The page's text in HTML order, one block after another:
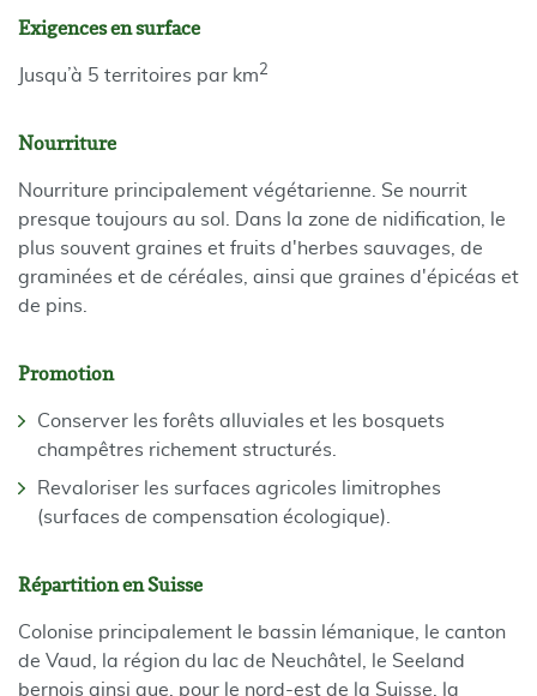
Exigences en surface
Jusqu’à 5 territoires par km2
Nourriture
Nourriture principalement végétarienne. Se nourrit
presque toujours au sol. Dans la zone de nidification, le
plus souvent graines et fruits d'herbes sauvages, de
graminées et de céréales, ainsi que graines d'épicéas et
de pins.
Promotion
Conserver les forêts alluviales et les bosquets
champêtres richement structurés.
Revaloriser les surfaces agricoles limitrophes
(surfaces de compensation écologique).
Répartition en Suisse
Colonise principalement le bassin lémanique, le canton
de Vaud, la région du lac de Neuchâtel, le Seeland
bernois ainsi que, pour le nord-est de la Suisse, la